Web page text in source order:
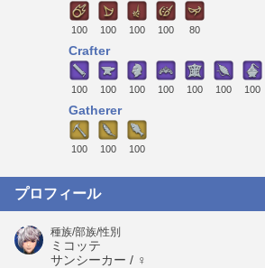
100 100 100 100 80
Crafter
100 100 100 100 100 100 100
Gatherer
100 100 100
プロフィール
種族/部族/性別
ミコッテ
サンシーカー / ♀